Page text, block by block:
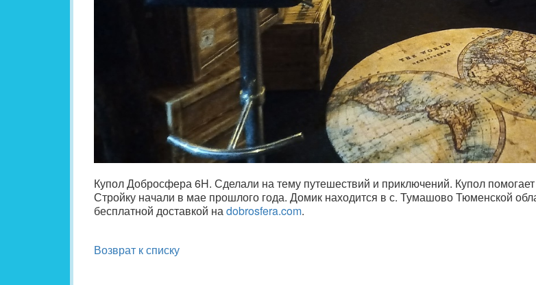
Купол Добросфера 6H. Сделали на тему путешествий и приключений. Купол
Стройку начали в мае прошлого года. Домик находится в с. Тумашово Тюменской
бесплатной доставкой наdobrosfera.com.
Возврат к списку